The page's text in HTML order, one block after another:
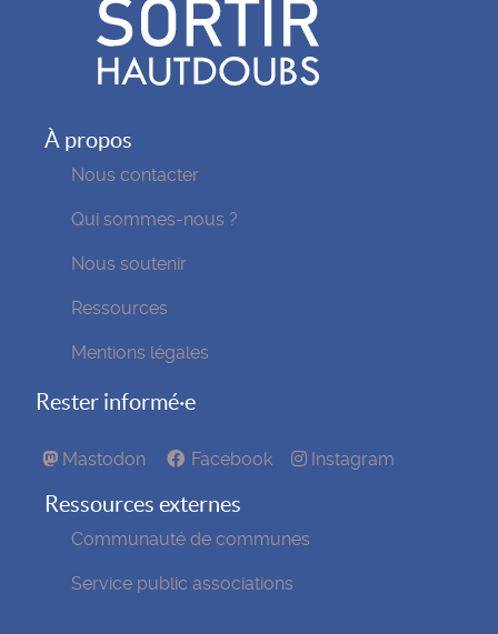
À propos
Nous contacter
Qui sommes-nous ?
Nous soutenir
Ressources
Mentions légales
Rester informé·e
Mastodon Facebook Instagram
Ressources externes
Communauté de communes
Service public associations